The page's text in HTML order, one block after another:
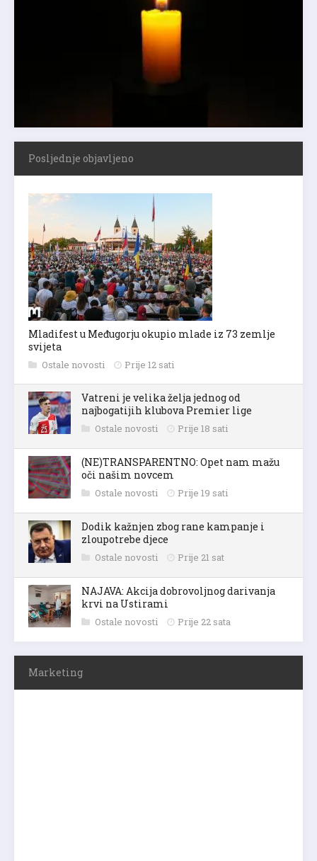
Posljednje objavljeno
Mladifest u Međugorju okupio mlade iz 73 zemlje
svijeta
Ostale novosti Prije 12 sati
Vatreni je velika želja jednog od
najbogatijih klubova Premier lige
Ostale novosti Prije 18 sati
(NE)TRANSPARENTNO: Opet nam mažu
oči našim novcem
Ostale novosti Prije 19 sati
Dodik kažnjen zbog rane kampanje i
zloupotrebe djece
Ostale novosti Prije 21 sat
NAJAVA: Akcija dobrovoljnog darivanja
krvi na Ustirami
Ostale novosti Prije 22 sata
Marketing